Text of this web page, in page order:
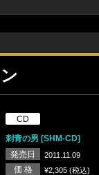
CD
刺青の男 [SHM-CD]
発売日
2011.11.09
価 格 ¥2,305 (税込)